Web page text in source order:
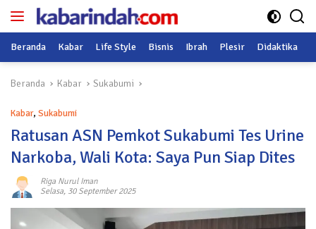
Langsung
Beranda Kabar Life Style Bisnis Ibrah Plesir Didaktika
Beranda Kabar Sukabumi
Kabar, Sukabumi
Ratusan ASN Pemkot Sukabumi Tes Urine
Narkoba, Wali Kota: Saya Pun Siap Dites
Riga Nurul Iman
Selasa, 30 September 2025